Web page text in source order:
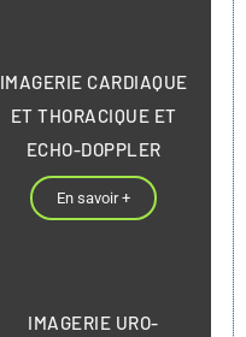
IMAGERIE CARDIAQUE
ET THORACIQUE ET
ECHO-DOPPLER
En savoir +
IMAGERIE URO-